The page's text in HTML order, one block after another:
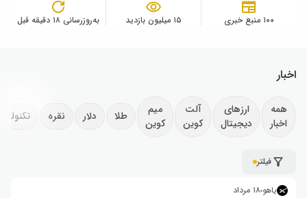
۱۰۰ منبع خبری ۱۵ میلیون بازدید به‌روزرسانی ۱۸ دقیقه قبل
اخبار
همه
اخبار
ارزهای
دیجیتال
آلت
کوین
میم
کوین
طلا دلار نقره
فیلتر
یاهو ۱۸ مرداد